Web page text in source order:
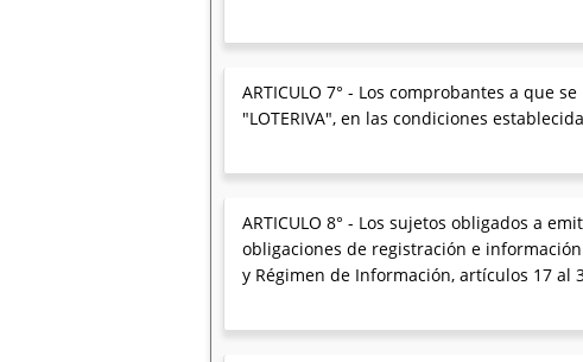
ARTICULO 7° - Los comprobantes a que
"LOTERIVA", en las condiciones
ARTICULO 8° - Los sujetos obligados a
obligaciones de registración e
y Régimen de Información, artículos 17 al